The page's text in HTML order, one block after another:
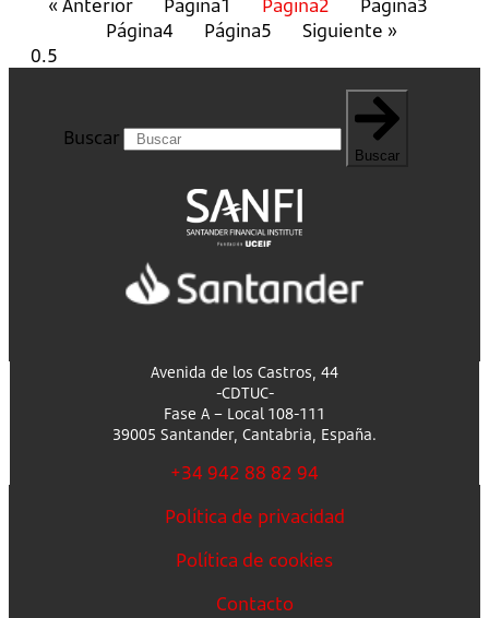
Página4 Página5 Siguiente »
Buscar
Buscar
Avenida de los Castros, 44
-CDTUC-
Fase A – Local 108-111
39005 Santander, Cantabria, España.
+34 942 88 82 94
Política de privacidad
Política de cookies
Contacto